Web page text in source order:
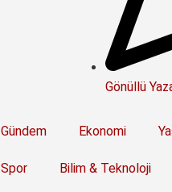
Gönüllü
Gündem Ekonomi
Spor Bilim & Teknoloji